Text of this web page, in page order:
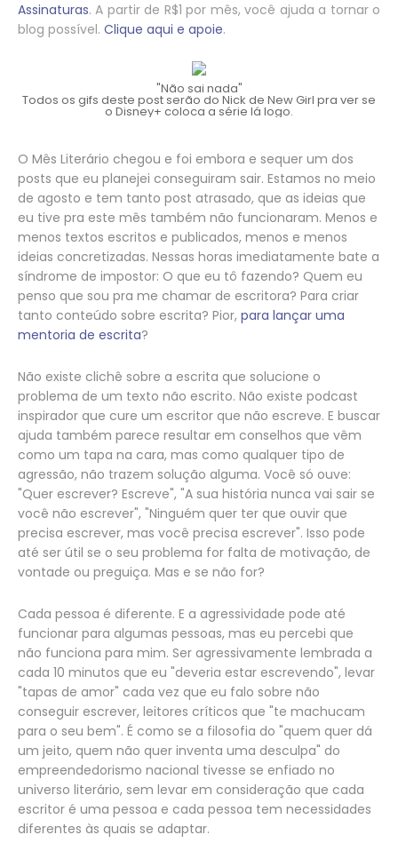
Assinaturas. A partir de R$1 por mês, você ajuda a tornar o
blog possível. Clique aqui e apoie.
"Não sai nada"
Todos os gifs deste post serão do Nick de New Girl pra ver se
o Disney+ coloca a série lá logo.
O Mês Literário chegou e foi embora e sequer um dos
posts que eu planejei conseguiram sair. Estamos no meio
de agosto e tem tanto post atrasado, que as ideias que
eu tive pra este mês também não funcionaram. Menos e
menos textos escritos e publicados, menos e menos
ideias concretizadas. Nessas horas imediatamente bate a
síndrome de impostor: O que eu tô fazendo? Quem eu
penso que sou pra me chamar de escritora? Para criar
tanto conteúdo sobre escrita? Pior, para lançar uma
mentoria de escrita?
Não existe clichê sobre a escrita que solucione o
problema de um texto não escrito. Não existe podcast
inspirador que cure um escritor que não escreve. E buscar
ajuda também parece resultar em conselhos que vêm
como um tapa na cara, mas como qualquer tipo de
agressão, não trazem solução alguma. Você só ouve:
"Quer escrever? Escreve", "A sua história nunca vai sair se
você não escrever", "Ninguém quer ter que ouvir que
precisa escrever, mas você precisa escrever". Isso pode
até ser útil se o seu problema for falta de motivação, de
vontade ou preguiça. Mas e se não for?
Cada pessoa é diferente. E a agressividade pode até
funcionar para algumas pessoas, mas eu percebi que
não funciona para mim. Ser agressivamente lembrada a
cada 10 minutos que eu "deveria estar escrevendo", levar
"tapas de amor" cada vez que eu falo sobre não
conseguir escrever, leitores críticos que "te machucam
para o seu bem". É como se a filosofia do "quem quer dá
um jeito, quem não quer inventa uma desculpa" do
empreendedorismo nacional tivesse se enfiado no
universo literário, sem levar em consideração que cada
escritor é uma pessoa e cada pessoa tem necessidades
diferentes às quais se adaptar.